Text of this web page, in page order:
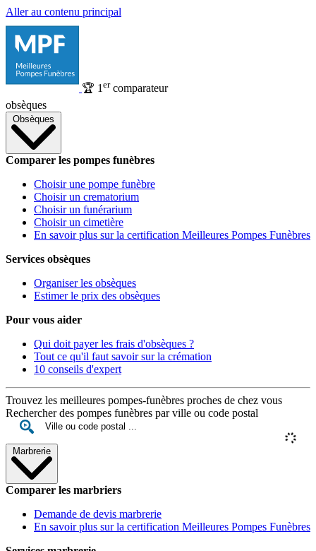
Aller au contenu principal
🏆 1 ercomparateur
obsèques
Obsèques
Comparer les pompes funèbres
Choisir une pompe funèbre
Choisir un crematorium
Choisir un funérarium
Choisir un cimetière
En savoir plus sur la certification Meilleures Pompes Funèbres
Services obsèques
Organiser les obsèques
Estimer le prix des obsèques
Pour vous aider
Qui doit payer les frais d'obsèques ?
Tout ce qu'il faut savoir sur la crémation
10 conseils d'expert
Trouvez les meilleures pompes-funèbres proches de chez vous
Rechercher des pompes funèbres par ville ou code postal
Marbrerie
Comparer les marbriers
Demande de devis marbrerie
En savoir plus sur la certification Meilleures Pompes Funèbres